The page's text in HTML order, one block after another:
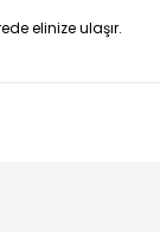
elinize ulaşır.